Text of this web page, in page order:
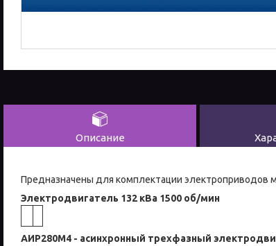
Описание
Предназначены для комплектации электроприводов
Электродвигатель 132 кВа 1500 об/мин
АИР280М4 - асинхронный трехфазный